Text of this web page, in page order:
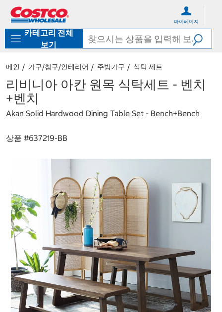
로
기
가
마이페이지
카테고리 전체
보기
메인 가구/침구/인테리어 주방가구 식탁 세트
리비니아 아칸 원목 식탁세트 - 벤치
+벤치
Akan Solid Hardwood Dining Table Set - Bench+Bench
상품 #637219-BB